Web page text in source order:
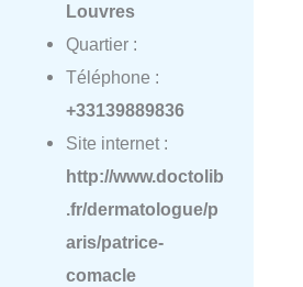
Louvres
Quartier :
Téléphone :
+33139889836
Site internet :
http://www.doctolib
.fr/dermatologue/p
aris/patrice-
comacle